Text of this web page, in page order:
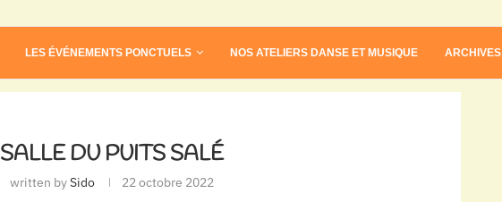
LES ÉVÉNEMENTS PONCTUELS NOS ATELIERS DANSE ET MUSIQUE ARCHIVES
SALLE DU PUITS SALÉ
written bySido 22 octobre 2022